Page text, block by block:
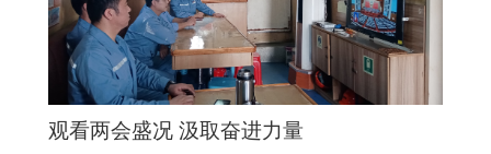
观看两会盛况 汲取奋进力量